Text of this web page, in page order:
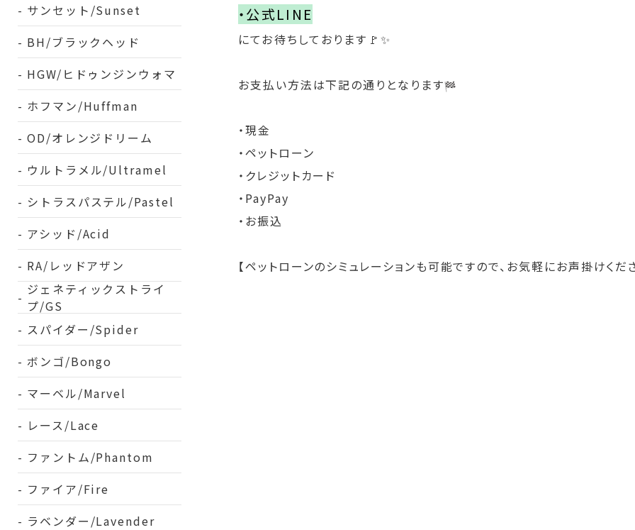
サンセット/Sunset
BH/ブラックヘッド
HGW/ヒドゥンジンウォマ
ホフマン/Huffman
OD/オレンジドリーム
ウルトラメル/Ultramel
シトラスパステル/Pastel
アシッド/Acid
RA/レッドアザン
ジェネティックストライ
プ/GS
スパイダー/Spider
ボンゴ/Bongo
マーベル/Marvel
レース/Lace
ファントム/Phantom
ファイア/Fire
ラベンダー/Lavender
・公式LINE
にてお待ちしております🚩✨
お支払い方法は下記の通りとなります
・現金
・ペットローン
・クレジットカード
・PayPay
・お振込
【ペットローンのシミュレーションも可能ですので、お気軽にお声掛けくだ